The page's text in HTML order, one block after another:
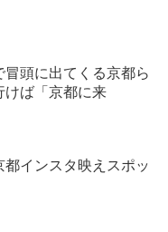
頭に出てくる京都ら
けば「京都に来
インスタ映えスポッ